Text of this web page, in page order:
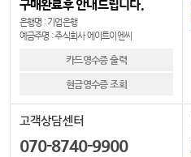
구매완료후 안내드립니다.
은행명 : 기업은행
예금주명 : 주식회사 에이트이엔씨
카드영수증 출력
현금영수증 조회
고객상담센터
070-8740-9900